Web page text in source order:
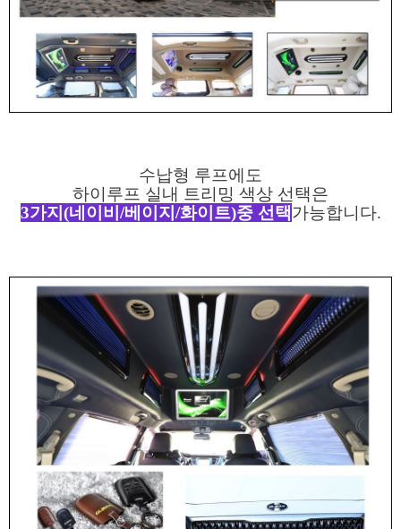
수납형 루프에도
하이루프 실내 트리밍 색상 선택은
3가지(네이비/베이지/화이트)중 선택가능합니다.